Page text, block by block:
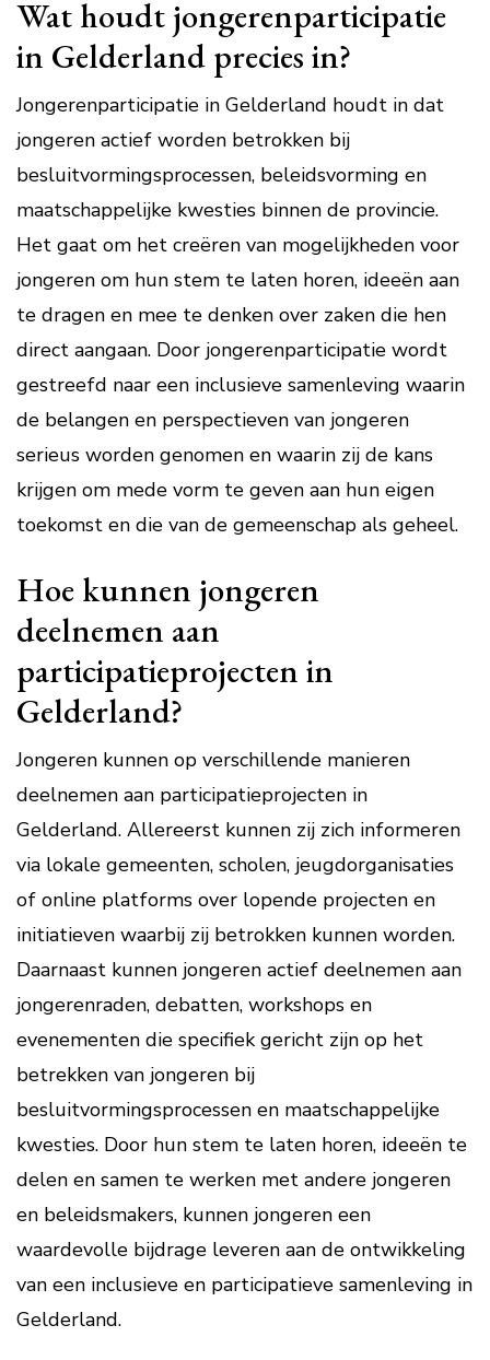
Wat houdt jongerenparticipatie
in Gelderland precies in?
Jongerenparticipatie in Gelderland houdt in dat
jongeren actief worden betrokken bij
besluitvormingsprocessen, beleidsvorming en
maatschappelijke kwesties binnen de provincie.
Het gaat om het creëren van mogelijkheden voor
jongeren om hun stem te laten horen, ideeën aan
te dragen en mee te denken over zaken die hen
direct aangaan. Door jongerenparticipatie wordt
gestreefd naar een inclusieve samenleving waarin
de belangen en perspectieven van jongeren
serieus worden genomen en waarin zij de kans
krijgen om mede vorm te geven aan hun eigen
toekomst en die van de gemeenschap als geheel.
Hoe kunnen jongeren
deelnemen aan
participatieprojecten in
Gelderland?
Jongeren kunnen op verschillende manieren
deelnemen aan participatieprojecten in
Gelderland. Allereerst kunnen zij zich informeren
via lokale gemeenten, scholen, jeugdorganisaties
of online platforms over lopende projecten en
initiatieven waarbij zij betrokken kunnen worden.
Daarnaast kunnen jongeren actief deelnemen aan
jongerenraden, debatten, workshops en
evenementen die specifiek gericht zijn op het
betrekken van jongeren bij
besluitvormingsprocessen en maatschappelijke
kwesties. Door hun stem te laten horen, ideeën te
delen en samen te werken met andere jongeren
en beleidsmakers, kunnen jongeren een
waardevolle bijdrage leveren aan de ontwikkeling
van een inclusieve en participatieve samenleving in
Gelderland.